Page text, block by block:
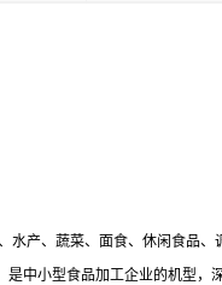
、蔬菜、面食、休闲食品、
中小型食品加工企业的机型，